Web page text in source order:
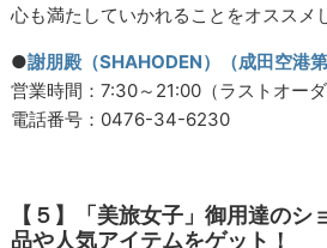
心も満たしていかれることをオススメ
●謝朋殿（SHAHODEN）（成田空港第
営業時間：7:30～21:00（ラストオーダ
電話番号：0476-34-6230
【５】「美旅女子」御用達のシ
品や人気アイテムをゲット！